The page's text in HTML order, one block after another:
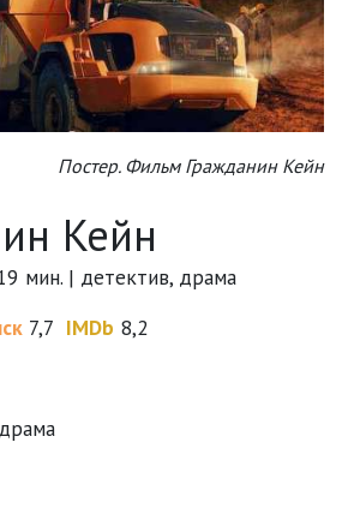
Постер. Фильм Гражданин Кейн
Кейн
мин. | детектив, драма
7,7 IMDb 8,2
драма